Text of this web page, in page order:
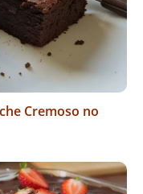
Cremoso no